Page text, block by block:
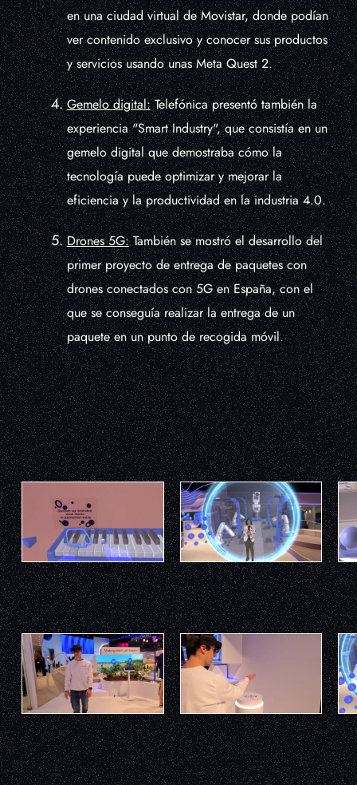
en una ciudad virtual de Movistar, donde podían
ver contenido exclusivo y conocer sus productos
y servicios usando unas Meta Quest 2.
Gemelo digital:Telefónica presentó también la
experiencia "Smart Industry", que consistía en un
gemelo digital que demostraba cómo la
tecnología puede optimizar y mejorar la
eficiencia y la productividad en la industria 4.0.
Drones 5G:También se mostró el desarrollo del
primer proyecto de entrega de paquetes con
drones conectados con 5G en España, con el
que se conseguía realizar la entrega de un
paquete en un punto de recogida móvil.